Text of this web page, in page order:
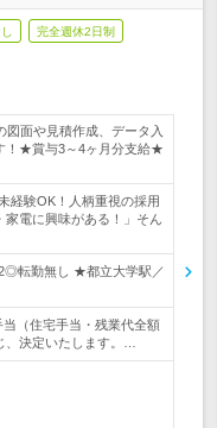
完全週休2日制
図面や見積作成、データ入
！★賞与3～4ヶ月分支給★
経験OK！人柄重視の採用
電に興味がある！」そん
転勤無し ★都立大学駅／
（住宅手当・残業代全額
決定いたします。…